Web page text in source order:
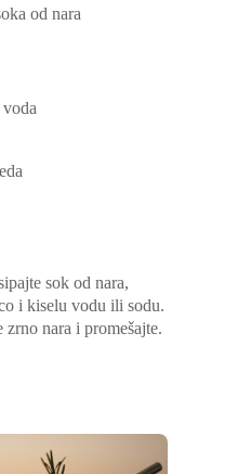
od nara
i kiselu vodu ili sodu.
nara i promešajte.